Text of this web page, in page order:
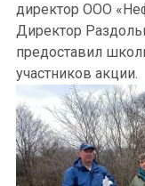
директор ООО
Директор
предоставил
участников акции.